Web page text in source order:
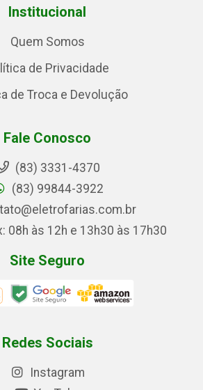
Institucional
Quem Somos
de Privacidade
de Troca e Devolução
Fale Conosco
(83) 3331-4370
(83) 99844-3922
08h às 12h e 13h30 às 17h30
Site Seguro
Redes Sociais
Instagram